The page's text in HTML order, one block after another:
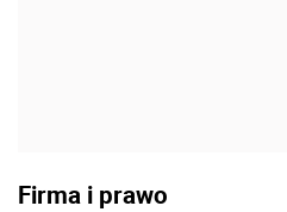
Firma i prawo